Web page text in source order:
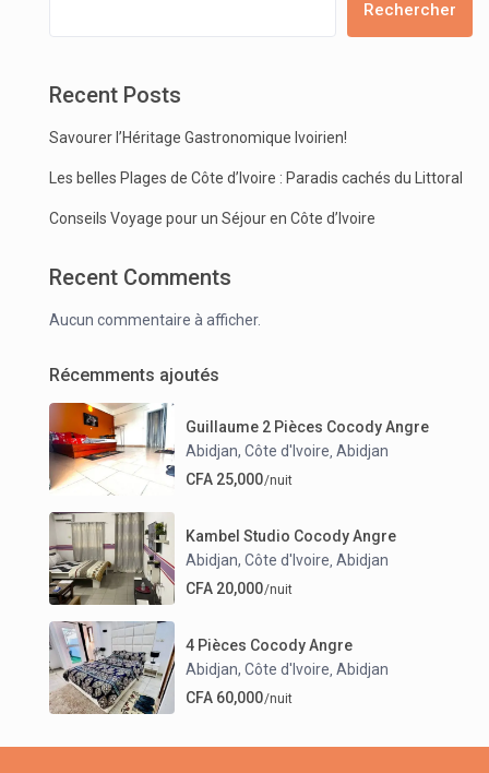
Rechercher
Recent Posts
Savourer l’Héritage Gastronomique Ivoirien!
Les belles Plages de Côte d’Ivoire : Paradis cachés du Littoral
Conseils Voyage pour un Séjour en Côte d’Ivoire
Recent Comments
Aucun commentaire à afficher.
Récemments ajoutés
Guillaume 2 Pièces Cocody Angre
Abidjan, Côte d'Ivoire ,Abidjan
CFA 25,000/nuit
Kambel Studio Cocody Angre
Abidjan, Côte d'Ivoire ,Abidjan
CFA 20,000/nuit
4 Pièces Cocody Angre
Abidjan, Côte d'Ivoire ,Abidjan
CFA 60,000/nuit